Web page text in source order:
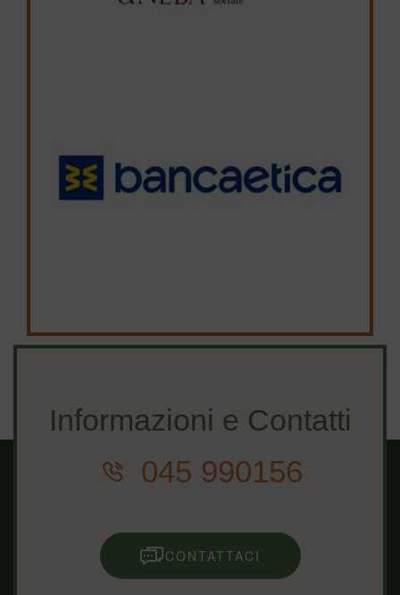
Informazioni e Contatti
045 990156
CONTATTACI